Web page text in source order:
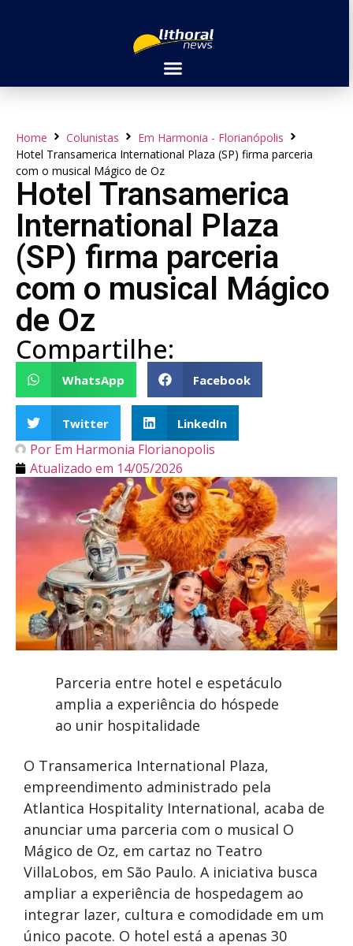
Home Colunistas
Em Harmonia - Florianópolis
Hotel Transamerica International Plaza (SP) firma parceria
com o musical Mágico de Oz
Hotel Transamerica
International Plaza
(SP) firma parceria
com o musical Mágico
de Oz
Compartilhe:
WhatsApp Facebook
Twitter LinkedIn
Por Em Harmonia Florianopolis
Atualizado em 14/05/2026
Parceria entre hotel e espetáculo
amplia a experiência do hóspede
ao unir hospitalidade
O Transamerica International Plaza,
empreendimento administrado pela
Atlantica Hospitality International, acaba de
anunciar uma parceria com o musical O
Mágico de Oz, em cartaz no Teatro
VillaLobos, em São Paulo. A iniciativa busca
ampliar a experiência de hospedagem ao
integrar lazer, cultura e comodidade em um
único pacote. O hotel está a apenas 30